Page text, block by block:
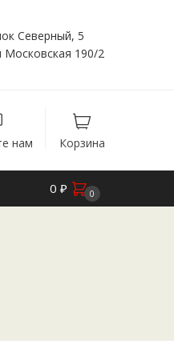
Северный, 5
Московская 190/2
нам Корзина
0 ₽ 0